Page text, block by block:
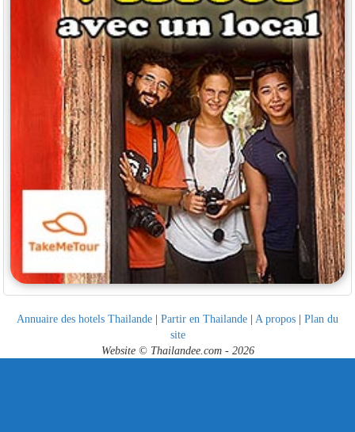
Annuaire des hotels Thailande | Partir en Thailande | A propos | Plan du
site
Website © Thailandee.com - 2026